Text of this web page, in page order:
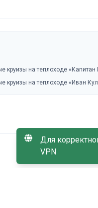
круизы на теплоходе «Капитан
круизы на теплоходе «Иван
Для
VPN